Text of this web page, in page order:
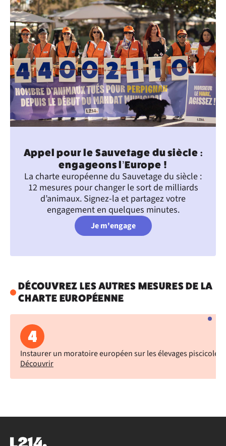
Appel pour le Sauvetage du siècle :
engageons l’Europe !
La charte européenne du Sauvetage du siècle :
12 mesures pour changer le sort de milliards
d’animaux. Signez-la et partagez votre
engagement en quelques minutes.
Je m'engage
DÉCOUVREZ LES AUTRES MESURES DE LA
CHARTE EUROPÉENNE
4
Instaurer un moratoire européen sur les élevages piscicoles
Découvrir